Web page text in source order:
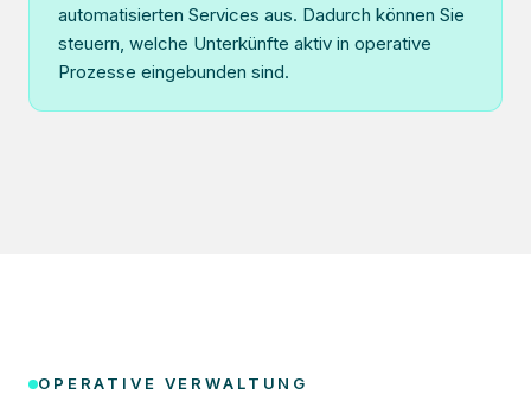
automatisierten Services aus. Dadurch können Sie
steuern, welche Unterkünfte aktiv in operative
Prozesse eingebunden sind.
OPERATIVE VERWALTUNG